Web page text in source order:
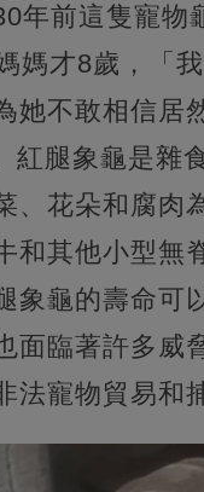
年前這隻寵物
媽才8歲，「
她不敢相信居
紅腿象龜是雜
、花朵和腐肉
和其他小型無
象龜的壽命可
面臨著許多威
法寵物貿易和